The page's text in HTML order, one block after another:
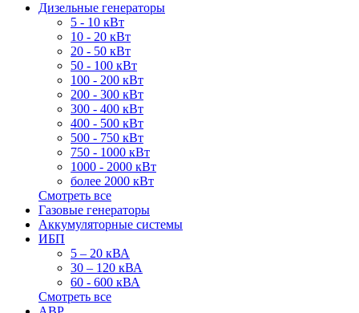
Дизельные генераторы
5 - 10 кВт
10 - 20 кВт
20 - 50 кВт
50 - 100 кВт
100 - 200 кВт
200 - 300 кВт
300 - 400 кВт
400 - 500 кВт
500 - 750 кВт
750 - 1000 кВт
1000 - 2000 кВт
более 2000 кВт
Смотреть все
Газовые генераторы
Аккумуляторные системы
ИБП
5 – 20 кВА
30 – 120 кВА
60 - 600 кВА
Смотреть все